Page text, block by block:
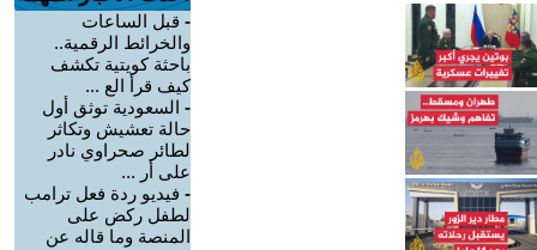
- قبل الساعات
والخرائط الرقمية..
باحثة كويتية تكشف
كيف قرأ الع ...
- السعودية توثق أول
حالة تعشيش وتكاثر
لطائر صحراوي نادر
على أر ...
- فيديو ردة فعل ترامب
لطفل ركض على
المنصة وما قاله عن